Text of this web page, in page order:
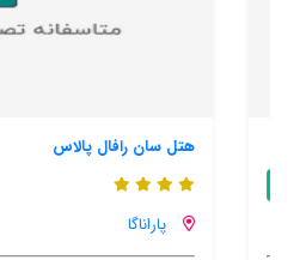
هتل سان رافال پالاس
پاراناگا